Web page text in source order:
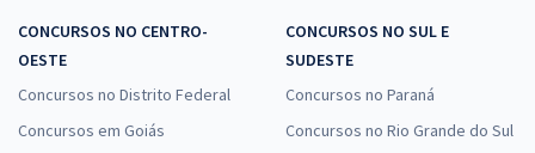
CONCURSOS NO CENTRO-
OESTE
Concursos no Distrito Federal
Concursos em Goiás
CONCURSOS NO SUL E
SUDESTE
Concursos no Paraná
Concursos no Rio Grande do Sul